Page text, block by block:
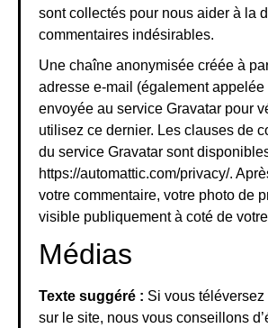
sont collectés pour nous aider à la
commentaires indésirables.
Une chaîne anonymisée créée à
adresse e-mail (également appelée
envoyée au service Gravatar pour
utilisez ce dernier. Les clauses de
du service Gravatar sont
https://automattic.com/privacy/.
votre commentaire, votre photo de
visible publiquement à coté de
Médias
Texte suggéré : Si vous
sur le site, nous vous conseillons